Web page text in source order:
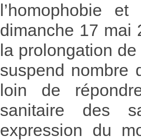
l’homophobie
dimanche 17 mai
la prolongation
suspend nombre
loin de
sanitaire des
expression du